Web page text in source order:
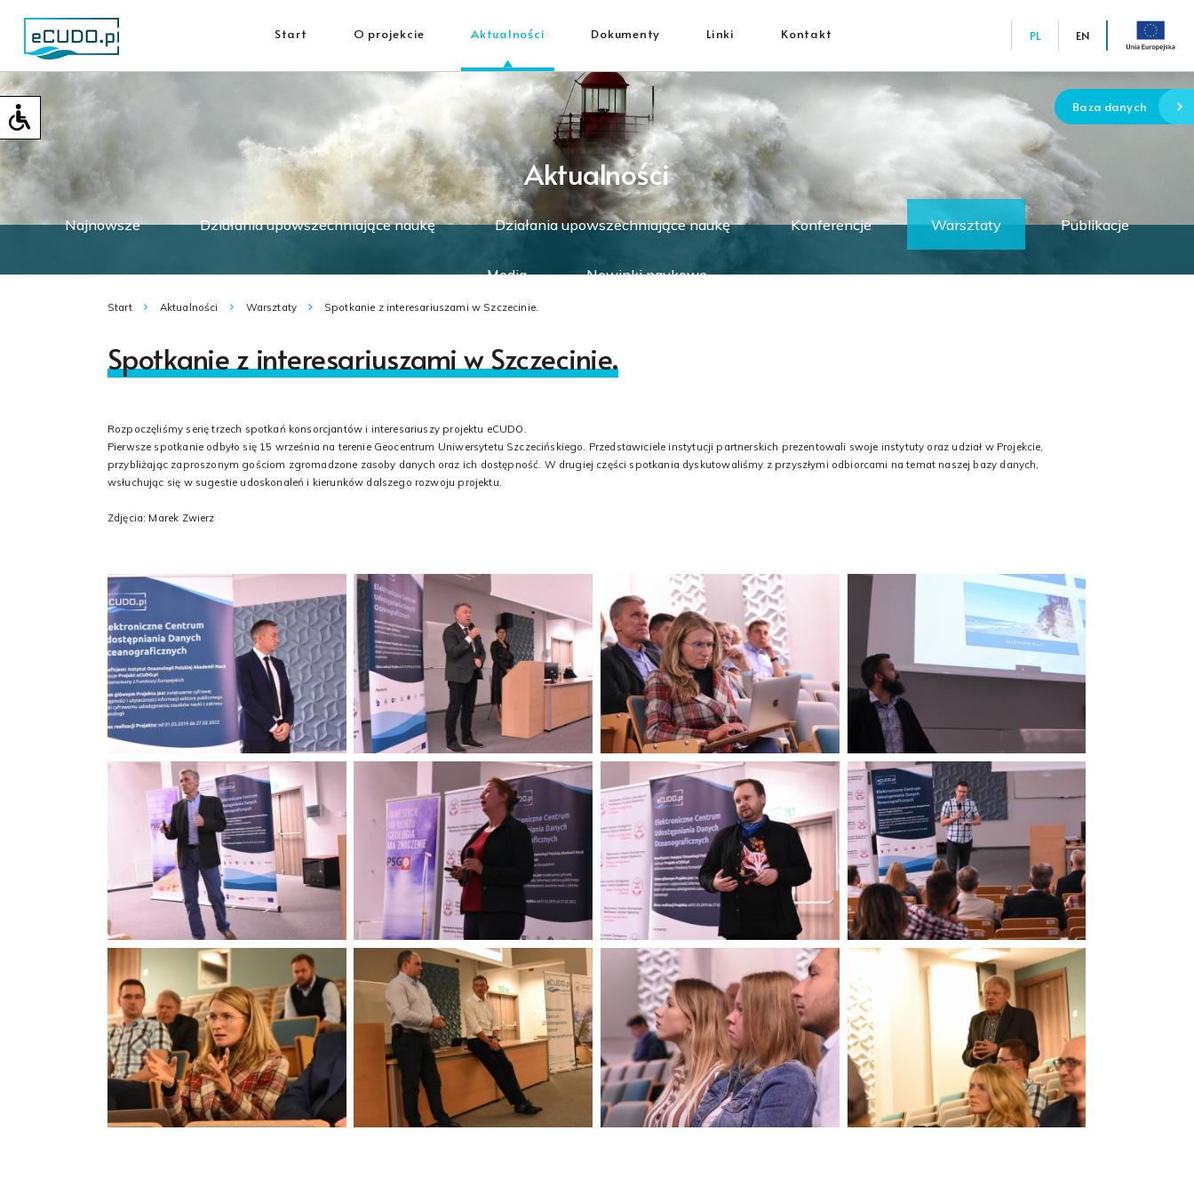
Start O projekcie Aktualności Dokumenty Linki Kontakt PL EN
Baza danych
Aktualności
Najnowsze Działania upowszechniające naukę Działania upowszechniające naukę Konferencje Warsztaty Publikacje
Media Nowinki naukowe
Start Aktualności Warsztaty Spotkanie z interesariuszami w Szczecinie.
Spotkanie z interesariuszami w Szczecinie.
Rozpoczęliśmy serię trzech spotkań konsorcjantów i interesariuszy projektu eCUDO.
Pierwsze spotkanie odbyło się 15 września na terenie Geocentrum Uniwersytetu Szczecińskiego. Przedstawiciele instytucji partnerskich prezentowali swoje instytuty oraz udział w Projekcie,
przybliżając zaproszonym gościom zgromadzone zasoby danych oraz ich dostępność. W drugiej części spotkania dyskutowaliśmy z przyszłymi odbiorcami na temat naszej bazy danych,
wsłuchując się w sugestie udoskonaleń i kierunków dalszego rozwoju projektu.
Zdjęcia: Marek Zwierz